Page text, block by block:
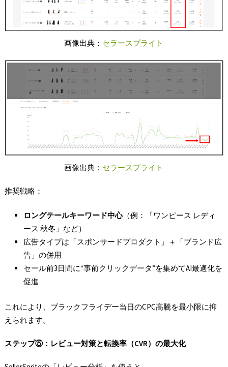
画像出典： セラースプライト
画像出典： セラースプライト
推奨戦略：
ロングテールキーワード中心（例：「ワンピース レディ
ース 秋冬」など）
広告タイプは「スポンサードプロダクト」＋「ブランド広
告」の併用
セール前3日間に“事前クリックデータ”を集めてAI最適化を
促進
これにより、ブラックフライデー当日のCPC高騰を最小限に抑
えられます。
ステップ⑤：レビュー対策と転換率（CVR）の最大化